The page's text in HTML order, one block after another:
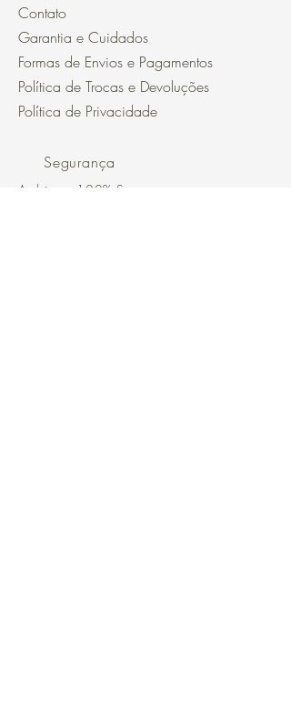
Contato
Garantia e Cuidados
Formas de Envios e Pagamentos
Política de Trocas e Devoluções
Política de Privacidade
Segurança
Ambiente 100% Seguro.